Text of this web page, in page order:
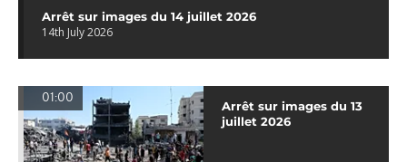
Arrêt sur images du 14 juillet 2026
14th July 2026
01:00
Arrêt sur images du 13
juillet 2026